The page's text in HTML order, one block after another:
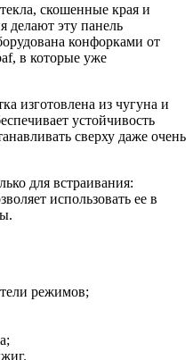
скошенные края и
делают эту панель
конфорками от
в которые уже
изготовлена из чугуна и
устойчивость
сверху даже очень
для встраивания:
использовать ее в
режимов;